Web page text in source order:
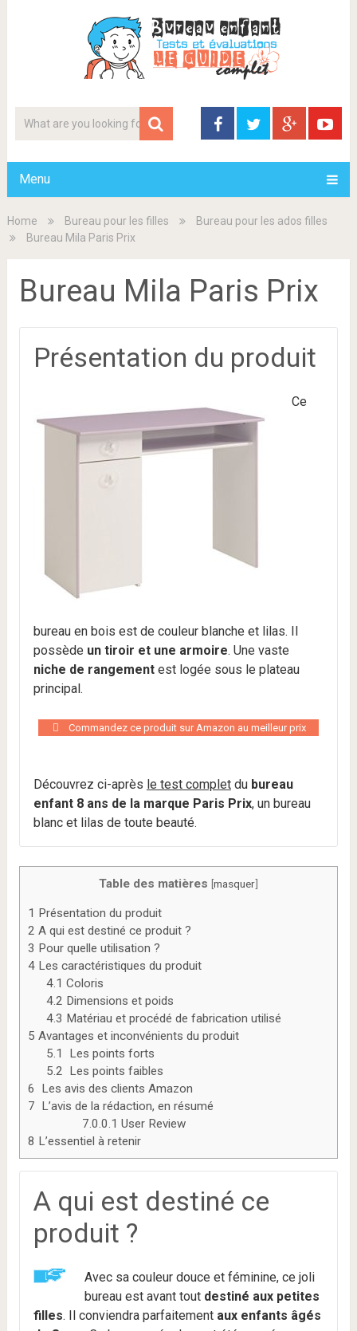
Menu
Home Bureau pour les filles
Bureau pour les ados filles
Bureau Mila Paris Prix
Bureau Mila Paris Prix
Présentation du produit
Ce
bureau en bois est de couleur blanche et lilas. Il
possède un tiroir et une armoire. Une vaste
niche de rangementest logée sous le plateau
principal.
Commandez ce produit sur Amazon au meilleur prix
Découvrez ci-après le test completdu bureau
enfant 8 ans de la marque Paris Prix, un bureau
blanc et lilas de toute beauté.
Table des matières [masquer]
1 Présentation du produit
2 A qui est destiné ce produit ?
3 Pour quelle utilisation ?
4Les caractéristiques du produit
4.1 Coloris
4.2 Dimensions et poids
4.3 Matériau et procédé de fabrication utilisé
5 Avantages et inconvénients du produit
5.1
Les points forts
5.2 Les points faibles
6
Les avis des clients Amazon
7 L’avis de la rédaction, en résumé
7.0.0.1 User Review
8 L’essentiel à retenir
A qui est destiné ce
produit ?
Avec sa couleur douce et féminine, ce joli
bureau est avant tout destiné aux petites
filles. Il conviendra parfaitement aux enfants âgés